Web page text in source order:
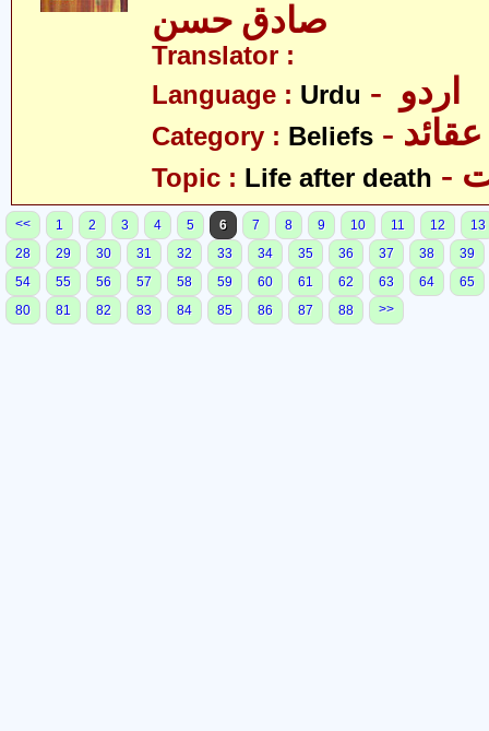
صادق حسن
Translator :
Language : Urdu
Category : Beliefs - عقائد
Topic : Life after death
<< 1 2 3 4 5 6 7 8 9 10 11 12
13
28
29 30 31 32 33 34 35 36 37 38
39
54
55 56 57 58 59 60 61 62 63 64
65
80
81 82 83 84 85 86 87 88 >>